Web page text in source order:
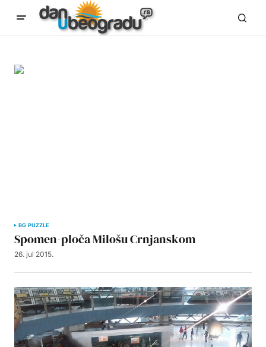
BG PUZZLE
Spomen-ploča Milošu Crnjanskom
26. jul 2015.